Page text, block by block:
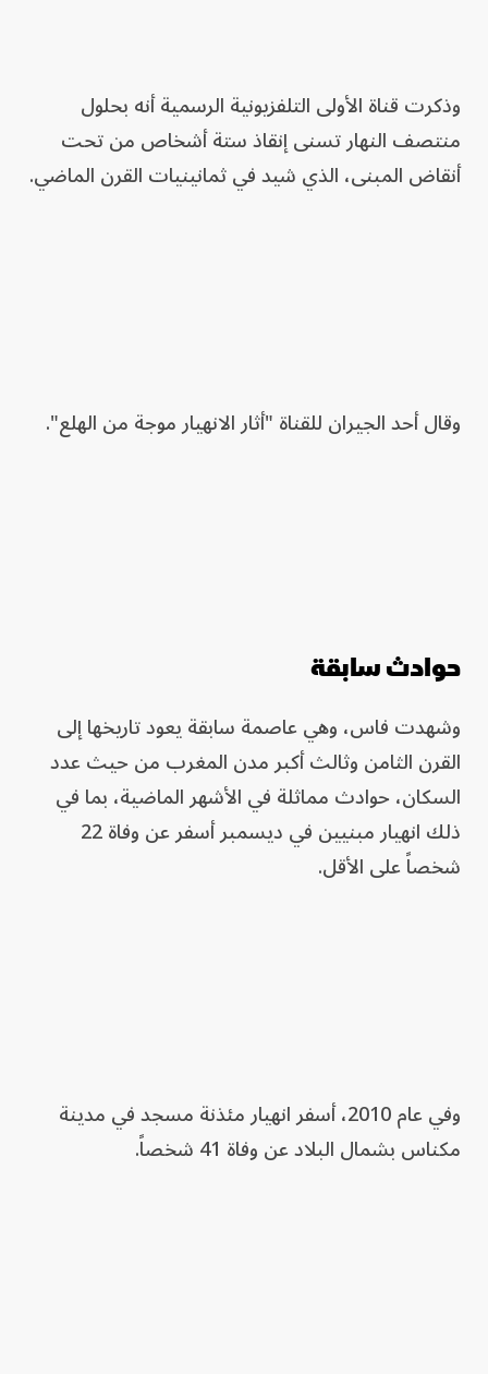
وذكرت قناة الأولى التلفزيونية الرسمية أنه بحلول
منتصف النهار تسنى إنقاذ ستة أشخاص من تحت
أنقاض المبنى، الذي شيد ‌في ثمانينيات القرن الماضي.
وقال أحد الجيران للقناة "أثار الانهيار موجة من الهلع".
حوادث سابقة
وشهدت فاس، وهي عاصمة سابقة يعود تاريخها إلى
القرن الثامن وثالث أكبر مدن المغرب من حيث عدد
السكان، حوادث مماثلة في الأشهر الماضية، بما في
ذلك انهيار مبنيين في ديسمبر أسفر عن وفاة 22
شخصاً على الأقل.
وفي عام 2010، أسفر انهيار مئذنة مسجد في مدينة
مكناس بشمال البلاد عن وفاة 41 شخصاً.